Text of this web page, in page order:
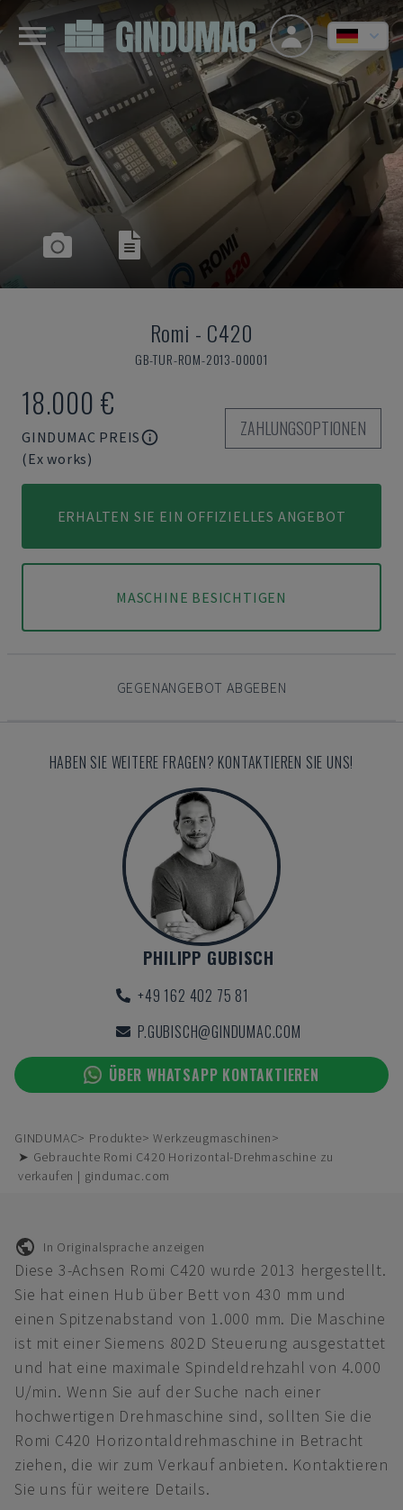
Romi - C420
GB-TUR-ROM-2013-00001
18.000 €
GINDUMAC PREIS
(Ex works)
ZAHLUNGSOPTIONEN
ERHALTEN SIE EIN OFFIZIELLES ANGEBOT
MASCHINE BESICHTIGEN
GEGENANGEBOT ABGEBEN
HABEN SIE WEITERE FRAGEN? KONTAKTIEREN SIE UNS!
PHILIPP GUBISCH
+49 162 402 75 81
P.GUBISCH@GINDUMAC.COM
ÜBER WHATSAPP KONTAKTIEREN
GINDUMAC Produkte
Werkzeugmaschinen
➤ Gebrauchte Romi C420 Horizontal-Drehmaschine zu
verkaufen | gindumac.com
In Originalsprache anzeigen
Diese 3-Achsen Romi C420 wurde 2013 hergestellt.
Sie hat einen Hub über Bett von 430 mm und
einen Spitzenabstand von 1.000 mm. Die Maschine
ist mit einer Siemens 802D Steuerung ausgestattet
und hat eine maximale Spindeldrehzahl von 4.000
U/min. Wenn Sie auf der Suche nach einer
hochwertigen Drehmaschine sind, sollten Sie die
Romi C420 Horizontaldrehmaschine in Betracht
ziehen, die wir zum Verkauf anbieten. Kontaktieren
Sie uns für weitere Details.